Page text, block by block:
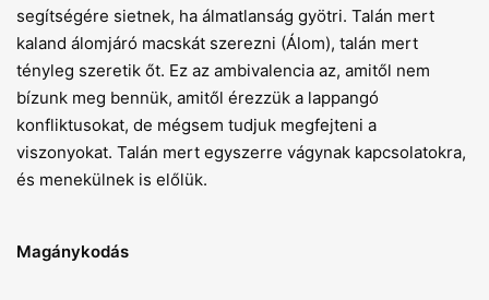
segítségére sietnek, ha álmatlanság gyötri. Talán mert
kaland álomjáró macskát szerezni (Álom), talán mert
tényleg szeretik őt. Ez az ambivalencia az, amitől nem
bízunk meg bennük, amitől érezzük a lappangó
konfliktusokat, de mégsem tudjuk megfejteni a
viszonyokat. Talán mert egyszerre vágynak kapcsolatokra,
és menekülnek is előlük.
Magánykodás